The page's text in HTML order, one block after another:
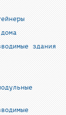
здания